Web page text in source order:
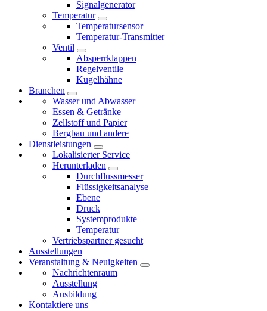
Signalgenerator
Temperatur
Temperatursensor
Temperatur-Transmitter
Ventil
Absperrklappen
Regelventile
Kugelhähne
Branchen
Wasser und Abwasser
Essen & Getränke
Zellstoff und Papier
Bergbau und andere
Dienstleistungen
Lokalisierter Service
Herunterladen
Durchflussmesser
Flüssigkeitsanalyse
Ebene
Druck
Systemprodukte
Temperatur
Vertriebspartner gesucht
Ausstellungen
Veranstaltung & Neuigkeiten
Nachrichtenraum
Ausstellung
Ausbildung
Kontaktiere uns